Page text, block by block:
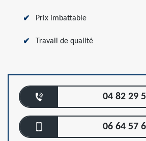
Prix imbattable
Travail de qualité
04 82 29
06 64 57